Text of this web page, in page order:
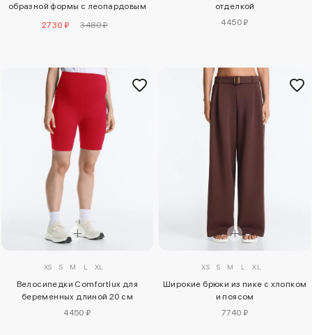
образной формы с леопардовым
2730 ₽ 3480 ₽
отделкой
4450 ₽
XS S M L XL
Велосипедки Comfortlux для
беременных длиной 20 см
4450 ₽
XS S M L XL
Широкие брюки из пике с хлопком
и поясом
7740 ₽